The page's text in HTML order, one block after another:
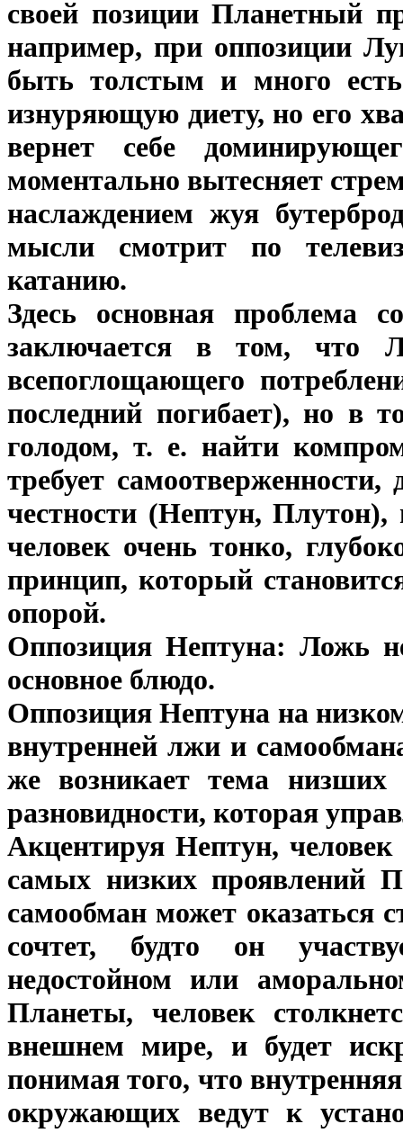
своей позиции Планетный
например, при оппозиции
быть толстым и много
изнуряющую диету, но его
вернет себе
моментально вытесняет
наслаждением жуя
мысли смотрит по
катанию.
Здесь основная проблема
заключается в том, что
всепоглощающего
последний погибает), но в
голодом, т. е. найти
требует
честности (Нептун, Плутон),
человек очень тонко,
принцип, который
опорой.
Оппозиция Нептуна: Ложь
основное блюдо.
Оппозиция Нептуна на
внутренней лжи и
же возникает тема
разновидности, которая
Акцентируя Нептун,
самых низких проявлений
самообман может оказаться
сочтет, будто он
недостойном или
Планеты, человек
внешнем мире, и будет
понимая того, что
окружающих ведут к